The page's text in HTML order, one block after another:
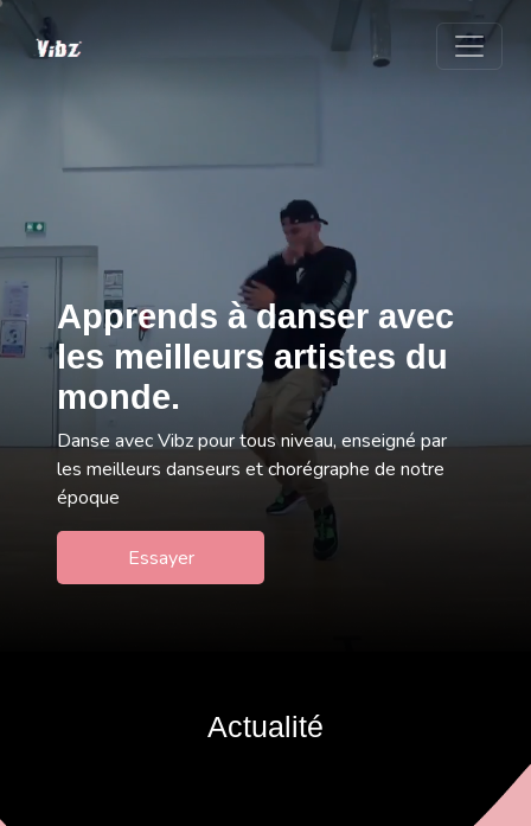
Apprends à danser avec
les meilleurs artistes du
monde.
Danse avec Vibz pour tous niveau, enseigné par
les meilleurs danseurs et chorégraphe de notre
époque
Essayer
Actualité